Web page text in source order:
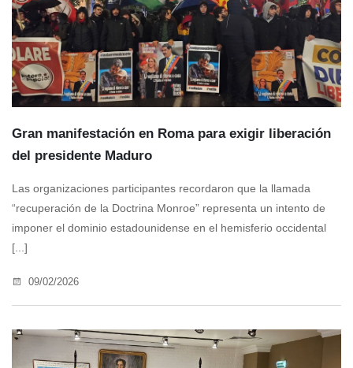
Gran manifestación en Roma para exigir liberación
del presidente Maduro
Las organizaciones participantes recordaron que la llamada
“recuperación de la Doctrina Monroe” representa un intento de
imponer el dominio estadounidense en el hemisferio occidental
[...]
09/02/2026